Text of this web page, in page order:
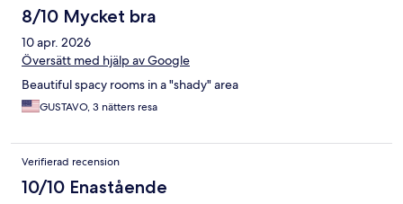
8/10 Mycket bra
10 apr. 2026
Översätt med hjälp av Google
Beautiful spacy rooms in a "shady" area
GUSTAVO, 3 nätters resa
Verifierad recension
10/10 Enastående